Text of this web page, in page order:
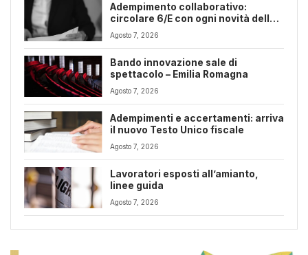
Adempimento collaborativo:
circolare 6/E con ogni novità della
riforma fiscale
Agosto 7, 2026
Bando innovazione sale di
spettacolo – Emilia Romagna
Agosto 7, 2026
Adempimenti e accertamenti: arriva
il nuovo Testo Unico fiscale
Agosto 7, 2026
Lavoratori esposti all’amianto,
linee guida
Agosto 7, 2026